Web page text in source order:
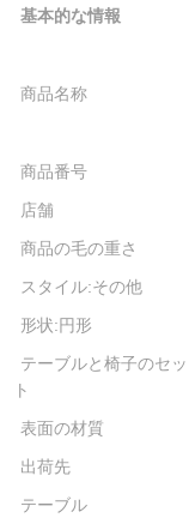
基本的な情報
商品名称
商品番号
店舗
商品の毛の重さ
スタイル:その他
形状:円形
テーブルと椅子のセッ
ト
表面の材質
出荷先
テーブル